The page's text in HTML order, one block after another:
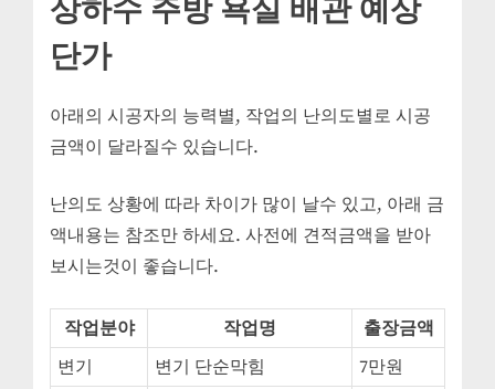
상하수 주방 욕실 배관 예상
단가
아래의 시공자의 능력별, 작업의 난의도별로 시공
금액이 달라질수 있습니다.
난의도 상황에 따라 차이가 많이 날수 있고, 아래 금
액내용는 참조만 하세요. 사전에 견적금액을 받아
보시는것이 좋습니다.
작업분야 작업명
출장금액
변기
변기 단순막힘
7만원